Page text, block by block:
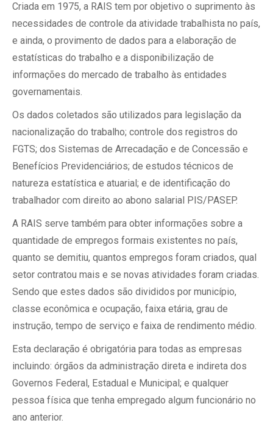
Criada em 1975, a RAIS tem por objetivo o suprimento às
necessidades de controle da atividade trabalhista no país,
e ainda, o provimento de dados para a elaboração de
estatísticas do trabalho e a disponibilização de
informações do mercado de trabalho às entidades
governamentais.
Os dados coletados são utilizados para legislação da
nacionalização do trabalho; controle dos registros do
FGTS; dos Sistemas de Arrecadação e de Concessão e
Benefícios Previdenciários; de estudos técnicos de
natureza estatística e atuarial; e de identificação do
trabalhador com direito ao abono salarial PIS/PASEP.
A RAIS serve também para obter informações sobre a
quantidade de empregos formais existentes no país,
quanto se demitiu, quantos empregos foram criados, qual
setor contratou mais e se novas atividades foram criadas.
Sendo que estes dados são divididos por município,
classe econômica e ocupação, faixa etária, grau de
instrução, tempo de serviço e faixa de rendimento médio.
Esta declaração é obrigatória para todas as empresas
incluindo: órgãos da administração direta e indireta dos
Governos Federal, Estadual e Municipal; e qualquer
pessoa física que tenha empregado algum funcionário no
ano anterior.